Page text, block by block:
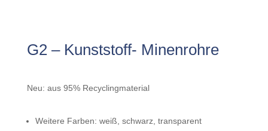
G2 – Kunststoff- Minenrohre
Neu: aus 95% Recyclingmaterial
Weitere Farben: weiß, schwarz, transparent